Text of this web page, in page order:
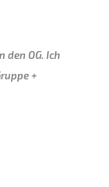
OG. Ich
+